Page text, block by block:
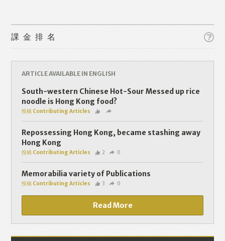
WhatsApp Email
課金排名
ARTICLE AVAILABLE IN ENGLISH
South-western Chinese Hot-Sour Messed up rice
noodle is Hong Kong food?
投稿 Contributing Articles
Repossessing Hong Kong, became stashing away
Hong Kong
投稿 Contributing Articles 2 0
Memorabilia variety of Publications
投稿 Contributing Articles 3 0
Read More